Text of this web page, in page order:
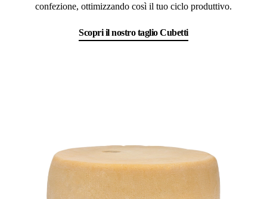
confezione, ottimizzando così il tuo ciclo produttivo.
Scopri il nostro taglio Cubetti